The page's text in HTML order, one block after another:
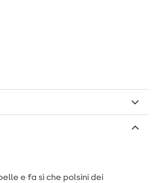
e fa sì che polsini dei